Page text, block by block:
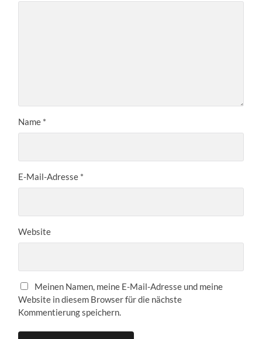
Name *
E-Mail-Adresse *
Website
Meinen Namen, meine E-Mail-Adresse und meine
Website in diesem Browser für die nächste
Kommentierung speichern.